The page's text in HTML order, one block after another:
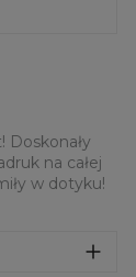
Doskonały
na całej
w dotyku!